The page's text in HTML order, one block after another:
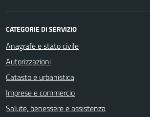
CATEGORIE DI SERVIZIO
Anagrafe e stato civile
Autorizzazioni
Catasto e urbanistica
Imprese e commercio
Salute, benessere e assistenza